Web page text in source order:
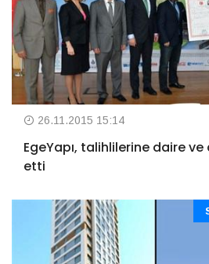
26.11.2015 15:14
EgeYapı, talihlilerine daire
etti